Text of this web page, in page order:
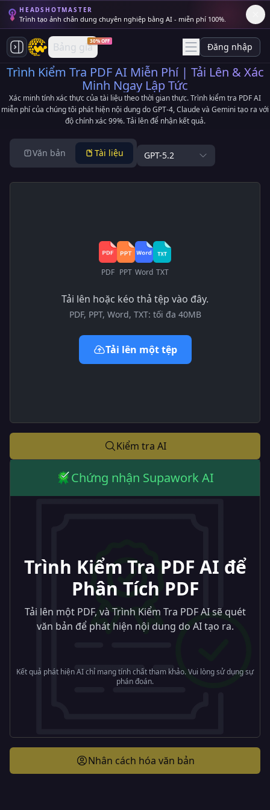
HEADSHOTMASTER
Trình tạo ảnh chân dung chuyên nghiệp bằng AI - miễn phí 100%.
Bảng giá30% OFF
Đăng nhập
Trình Kiểm Tra PDF AI Miễn Phí | Tải Lên & Xác
Minh Ngay Lập Tức
Xác minh tính xác thực của tài liệu theo thời gian thực. Trình kiểm tra PDF AI
miễn phí của chúng tôi phát hiện nội dung do GPT-4, Claude và Gemini tạo ra với
độ chính xác 99%. Tải lên để nhận kết quả.
T Văn bản Tài liệu GPT-5.2
PDF PPT Word TXT
Tải lên hoặc kéo thả tệp vào đây.
PDF, PPT, Word, TXT: tối đa 40MB
Tải lên một tệp
Kiểm tra AI
Chứng nhận Supawork AI
Trình Kiểm Tra PDF AI để
Phân Tích PDF
Tải lên một PDF, và Trình Kiểm Tra PDF AI sẽ quét
văn bản để phát hiện nội dung do AI tạo ra.
Kết quả phát hiện AI chỉ mang tính chất tham khảo. Vui lòng sử dụng sự
phán đoán.
Nhân cách hóa văn bản